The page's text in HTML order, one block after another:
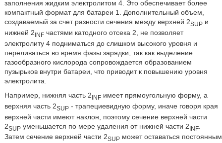
заполнения жидким электролитом 4. Это обеспечивает более
компактный формат для батареи 1. Дополнительный объем,
создаваемый за счет разности сечения между верхней 2SUPи
нижней 2INFчастями катодного отсека 2, не позволяет
электролиту 4 подниматься до слишком высокого уровня и
переливаться во время фазы зарядки, так как выделение
газообразного кислорода сопровождается образованием
пузырьков внутри батареи, что приводит к повышению уровня
электролита.
Например, нижняя часть 2INFимеет прямоугольную форму, а
верхняя часть 2SUP- трапециевидную форму, иначе говоря края
верхней части имеют наклон, поэтому сечение верхней части
2SUPуменьшается по мере удаления от нижней части 2INF.
Затем сечение верхней части 2SUPможет оставаться постоянным